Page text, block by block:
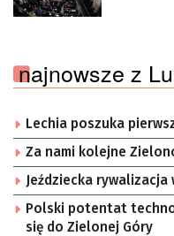
najnowsze z
Lechia poszuka
Za nami kolejne
Jeździecka rywalizacja
Polski potentat
się do Zielonej Góry